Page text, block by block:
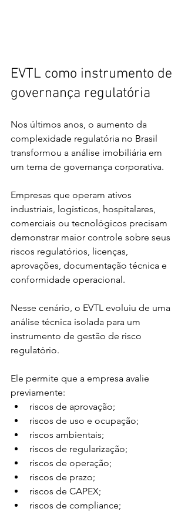
EVTL como instrumento de
governança regulatória
Nos últimos anos, o aumento da
complexidade regulatória no Brasil
transformou a análise imobiliária em
um tema de governança corporativa.
Empresas que operam ativos
industriais, logísticos, hospitalares,
comerciais ou tecnológicos precisam
demonstrar maior controle sobre seus
riscos regulatórios, licenças,
aprovações, documentação técnica e
conformidade operacional.
Nesse cenário, o EVTL evoluiu de uma
análise técnica isolada para um
instrumento de gestão de risco
regulatório.
Ele permite que a empresa avalie
previamente:
riscos de aprovação;
riscos de uso e ocupação;
riscos ambientais;
riscos de regularização;
riscos de operação;
riscos de prazo;
riscos de CAPEX;
riscos de compliance;